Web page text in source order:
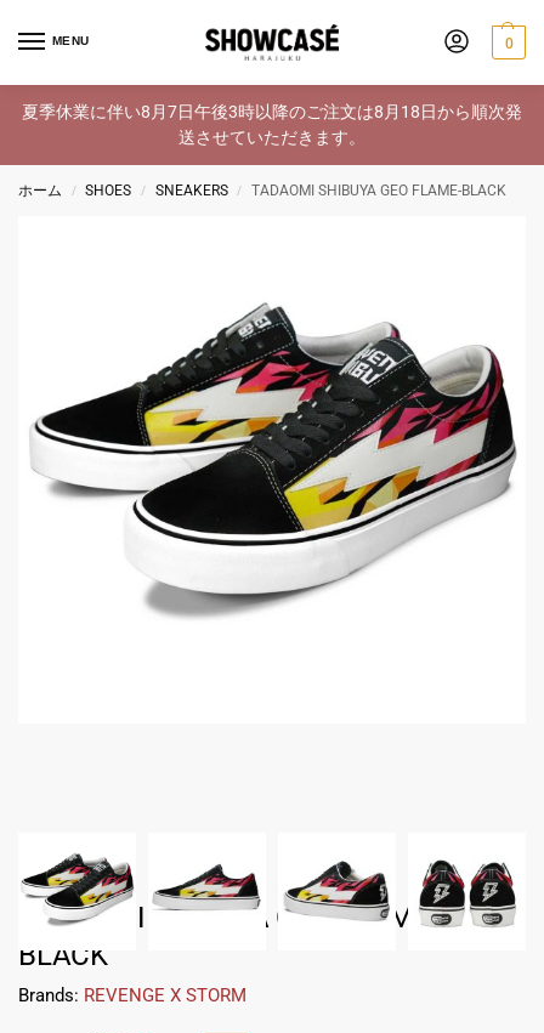
MENU 0
夏季休業に伴い8月7日午後3時以降のご注文は8月18日から順次発
送させていただきます。
ホーム / SHOES / SNEAKERS / TADAOMI SHIBUYA GEO FLAME-BLACK
セール
TADAOMI SHIBUYA GEO FLAME-
BLACK
Brands: REVENGE X STORM